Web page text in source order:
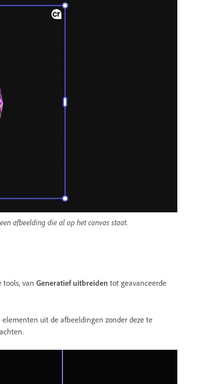
afbeelding die al op het canvas staat.
tools, van Generatief uitbreiden tot geavanceerde
uit de afbeeldingen zonder deze te